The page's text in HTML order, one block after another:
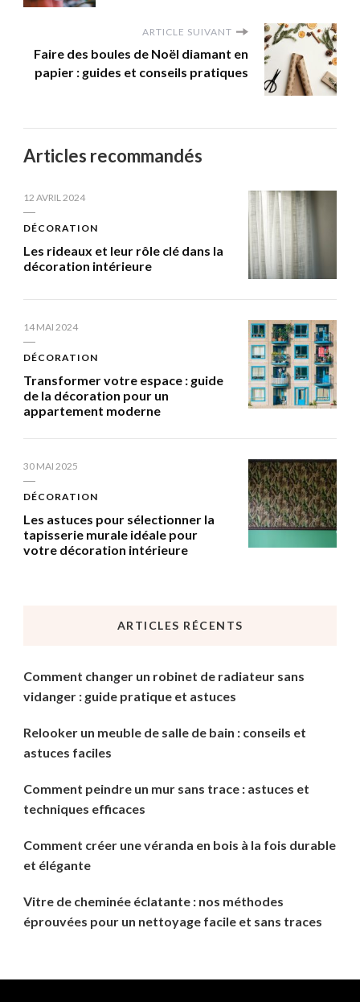
ARTICLE SUIVANT
Faire des boules de Noël diamant en
papier : guides et conseils pratiques
Articles recommandés
12 AVRIL 2024
DÉCORATION
Les rideaux et leur rôle clé dans la
décoration intérieure
14 MAI 2024
DÉCORATION
Transformer votre espace : guide
de la décoration pour un
appartement moderne
30 MAI 2025
DÉCORATION
Les astuces pour sélectionner la
tapisserie murale idéale pour
votre décoration intérieure
ARTICLES RÉCENTS
Comment changer un robinet de radiateur sans
vidanger : guide pratique et astuces
Relooker un meuble de salle de bain : conseils et
astuces faciles
Comment peindre un mur sans trace : astuces et
techniques efficaces
Comment créer une véranda en bois à la fois durable
et élégante
Vitre de cheminée éclatante : nos méthodes
éprouvées pour un nettoyage facile et sans traces